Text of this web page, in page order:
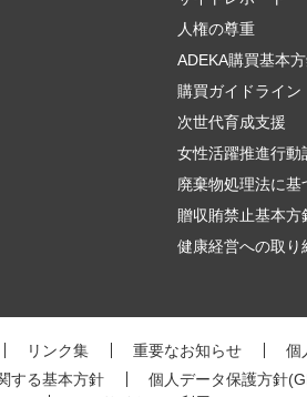
人権の尊重
ADEKA購買基本
購買ガイドライン
次世代育成支援
女性活躍推進行動
廃棄物処理法に基
贈収賄禁止基本方
健康経営への取り
リンク集 重要なお知らせ
個
する基本方針
個人データ保護方針